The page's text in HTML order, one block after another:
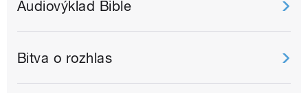
Audiovýklad Bible
Bitva o rozhlas